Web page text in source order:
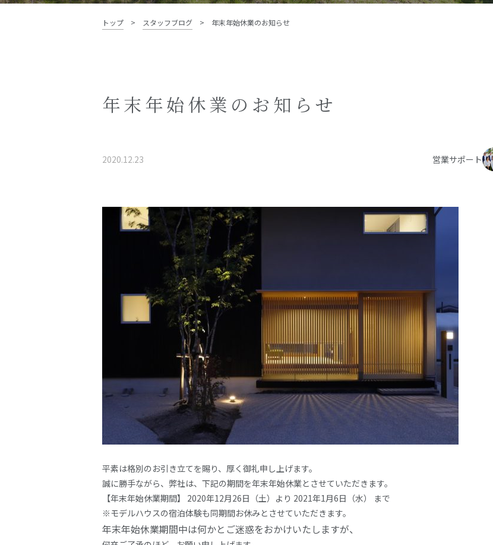
資料請求・お問い合わせ
イベント
トップ > スタッフブログ > 年末年始休業のお知らせ
年末年始休業のお知らせ
2020.12.23 営業サポート
平素は格別のお引き立てを賜り、厚く御礼申し上げます。
誠に勝手ながら、弊社は、下記の期間を年末年始休業とさせていただきます。
【年末年始休業期間】 2020年12月26日（土）より 2021年1月6日（水） まで
※モデルハウスの宿泊体験も同期間お休みとさせていただきます。
年末年始休業期間中は何かとご迷惑をおかけいたしますが、